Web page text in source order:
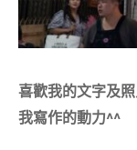
喜歡我的文字及
我寫作的動力^^